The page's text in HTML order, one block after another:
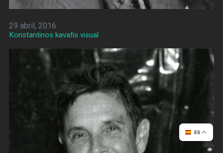
29 abril, 2016
Konstantinos kavafis visual
ES